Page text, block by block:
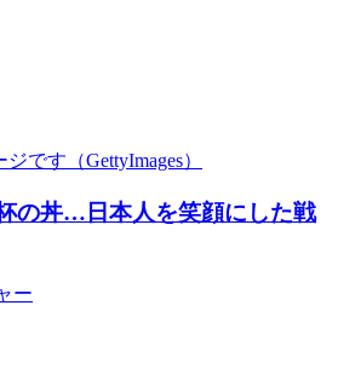
丼…日本人を笑顔にした戦
ー